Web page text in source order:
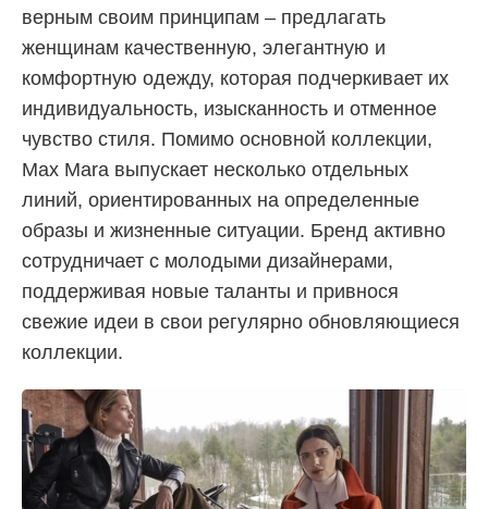
верным своим принципам – предлагать
женщинам качественную, элегантную и
комфортную одежду, которая подчеркивает их
индивидуальность, изысканность и отменное
чувство стиля. Помимо основной коллекции,
Max Mara выпускает несколько отдельных
линий, ориентированных на определенные
образы и жизненные ситуации. Бренд активно
сотрудничает с молодыми дизайнерами,
поддерживая новые таланты и привнося
свежие идеи в свои регулярно обновляющиеся
коллекции.